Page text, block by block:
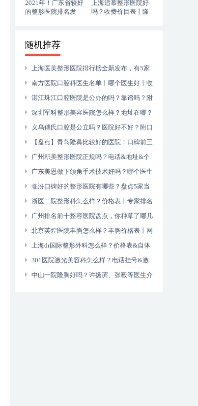
2021年！广东省较好
的整形医院排名发
上海追慕整形医院好
吗？收费价目表丨隆
随机推荐
上海医美整形医院排行榜全新发布，有5家
机构较为正规！
南方医院口腔科医生名单丨哪个医生好丨收
费价目表一览
湛江珠江口腔医院是公办的吗？靠谱吗？附
杨华超、周应平医生介绍|地址
深圳军科整形美容医院怎么样？地址在哪？
附咨询电话
义乌傅氏口腔是公立吗？医院好不好？附口
腔医生|地址|牙齿矫正价格
【盘点】青岛隆鼻比较好的医院！口碑前三
的华韩、博士为你介绍，附价格！
广州积美整形医院正规吗？电话&地址&个
人隆鼻经历
广东美恩做下颌角手术技术好吗？哪个医生
技术好？技术优势
临汾口碑好的整形医院有哪些？盘点5家当
地人爱去的机构
浙医二院整形科怎么样？价格表丨专家排名
表 广州排名前十整容医院盘点，你种草了哪几
家？北京英煌医院丰胸怎么样？丰胸价格表丨网
上评论真实
上海dr国际整形外科怎么样？价格表&自体
脂肪隆胸经历
301医院激光美容科怎么样？电话挂号&激
光祛斑过程
中山一院隆胸好吗？许扬滨、张毅等医生介